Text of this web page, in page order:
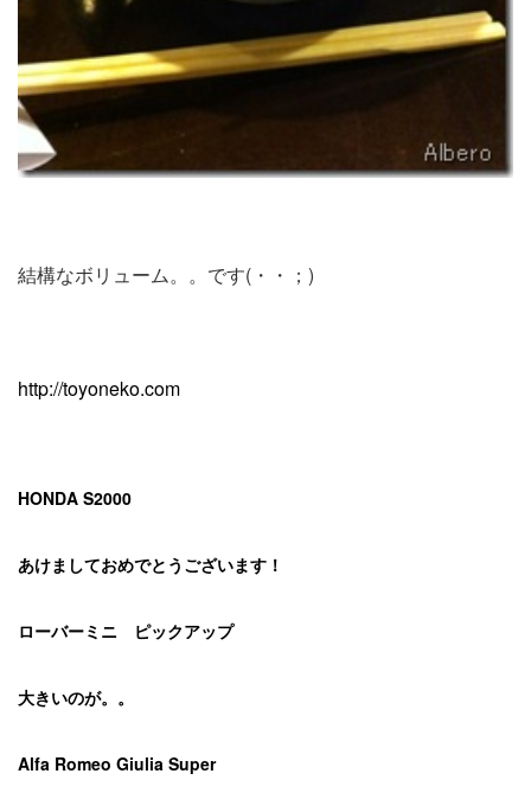
結構なボリューム。。です(・・；)
http://toyoneko.com
HONDA S2000
あけましておめでとうございます！
ローバーミニ ピックアップ
大きいのが。。
Alfa Romeo Giulia Super